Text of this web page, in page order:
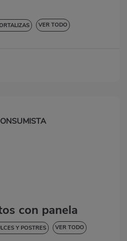
VER TODO
con panela
Y POSTRES VER TODO